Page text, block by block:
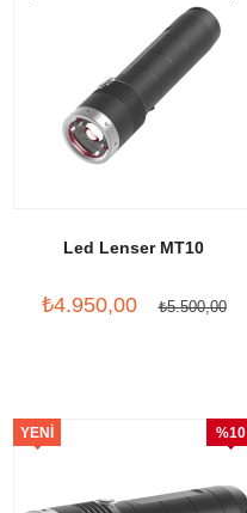
Led Lenser MT10
₺4.950,00 ₺5.500,00
İndirim
%10
YENI